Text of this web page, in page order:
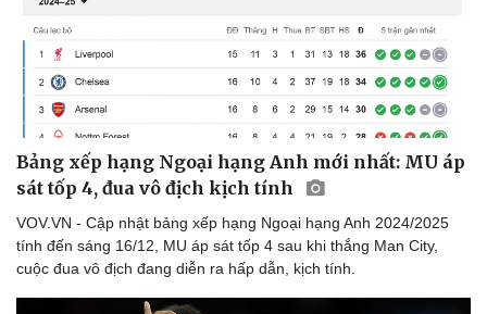
Bảng xếp hạng Ngoại hạng Anh mới nhất: MU áp
sát tốp 4, đua vô địch kịch tính
VOV.VN - Cập nhật bảng xếp hạng Ngoại hạng Anh 2024/2025
tính đến sáng 16/12, MU áp sát tốp 4 sau khi thắng Man City,
cuộc đua vô địch đang diễn ra hấp dẫn, kịch tính.